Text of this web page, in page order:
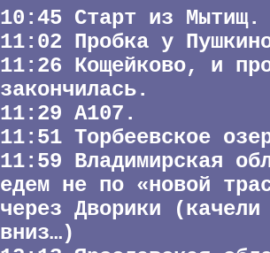
10:45 Старт из Мытищ.
11:02 Пробка у
11:26 Кощейково, и
закончилась.
11:29 А107.
11:51 Торбеевское
11:59 Владимирская
едем не по «новой
через Дворики
вниз…)